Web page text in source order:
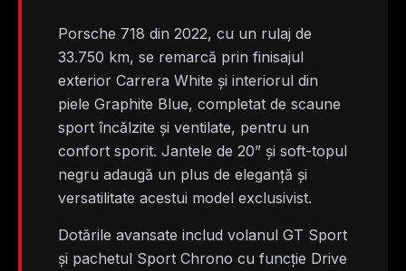
Porsche 718 din 2022, cu un rulaj de
33.750 km, se remarcă prin finisajul
exterior Carrera White și interiorul din
piele Graphite Blue, completat de scaune
sport încălzite și ventilate, pentru un
confort sporit. Jantele de 20” și soft-topul
negru adaugă un plus de eleganță și
versatilitate acestui model exclusivist.
Dotările avansate includ volanul GT Sport
și pachetul Sport Chrono cu funcție Drive